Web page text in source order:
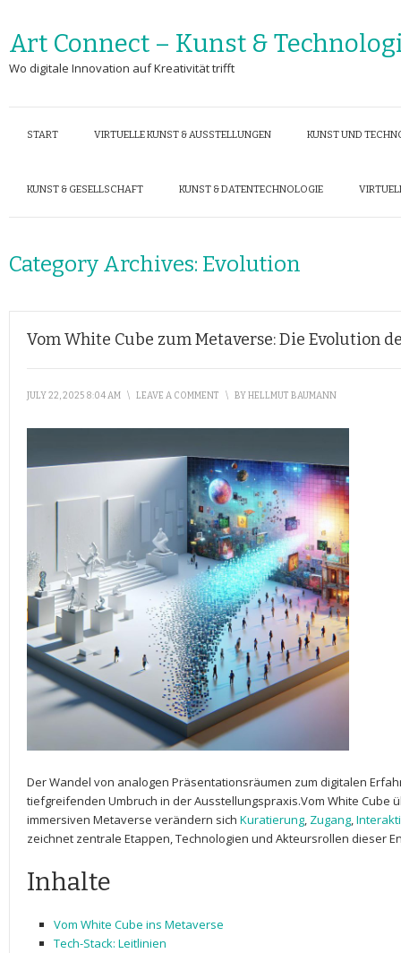
Art Connect – Kunst &
Wo digitale Innovation auf Kreativität trifft
START VIRTUELLE KUNST & AUSSTELLUNGEN KUNST UND
KUNST & GESELLSCHAFT KUNST & DATENTECHNOLOGIE
Category Archives: Evolution
Vom White Cube zum Metaverse: Die Evolution
JULY 22, 2025 8:04 AM \ LEAVE A COMMENT \ BYHELLMUT BAUMANN
Der Wandel von analogen Präsentationsräumen zum digitalen
tiefgreifenden Umbruch in der Ausstellungspraxis.Vom ⁢White Cube⁤
‍immersiven Metaverse verändern sich⁢ Kuratierung,​ Zugang,
zeichnet zentrale Etappen, Technologien und⁤ Akteursrollen dieser
Inhalte
Vom​ White Cube ins Metaverse
Tech-Stack: ⁢Leitlinien